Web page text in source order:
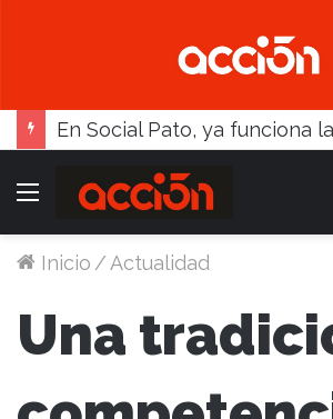
Menú
Inicio /Actualidad
Una